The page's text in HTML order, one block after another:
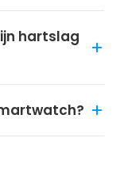
hartslag